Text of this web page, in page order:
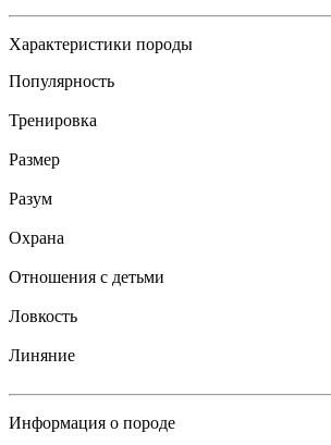
Характеристики породы
Популярность
Тренировка
Размер
Разум
Охрана
Отношения с детьми
Ловкость
Линяние
Информация о породе